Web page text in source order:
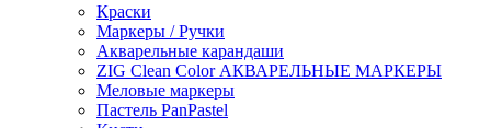
Краски
Маркеры / Ручки
Акварельные карандаши
ZIG Clean Color АКВАРЕЛЬНЫЕ МАРКЕРЫ
Меловые маркеры
Пастель PanPastel